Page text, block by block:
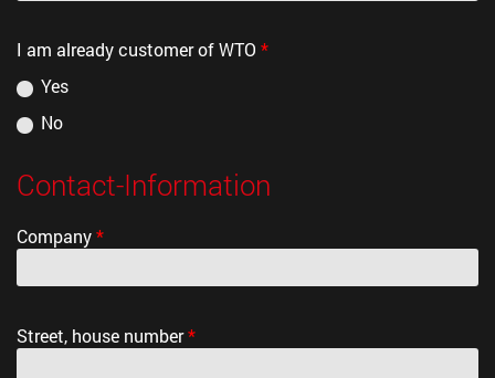
I am already customer of WTO *
Yes
No
Contact-Information
Company*
Street, house number*